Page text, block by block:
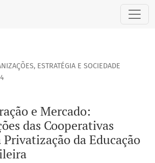
e Mercado: Ressignificações das
ESTRATÉGIA E SOCIEDADE
e Mercado:
das Cooperativas
Privatização da Educação